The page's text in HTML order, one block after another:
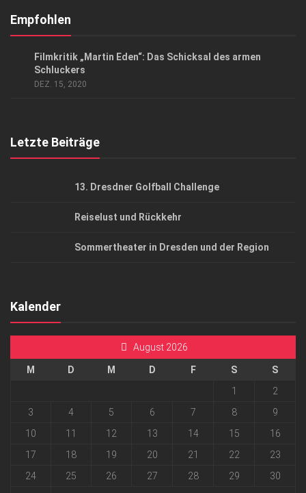
Kontakt, Impressum
Empfohlen
Filmkritik „Martin Eden“: Das Schicksal des armen
Schluckers
DEZ. 15, 2020
Letzte Beiträge
13. Dresdner Golfball Challenge
Reiselust und Rückkehr
Sommertheater in Dresden und der Region
Kalender
August 2026
M D M D F S
S
1
2
3
4 5 6 7 8
9
10
11 12 13 14 15
16
17
18 19 20 21 22
23
24
25 26 27 28 29
30